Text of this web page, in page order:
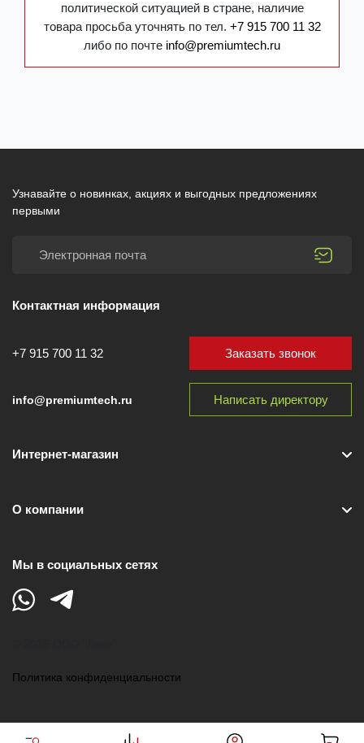
политической ситуацией в стране, наличие
товара просьба уточнять по тел. +7 915 700 11 32
либо по почте info@premiumtech.ru
Узнавайте о новинках, акциях и выгодных предложениях
первыми
Контактная информация
+7 915 700 11 32
info@premiumtech.ru
Заказать звонок
Написать директору
Интернет-магазин
О компании
Мы в социальных сетях
Политика конфиденциальности